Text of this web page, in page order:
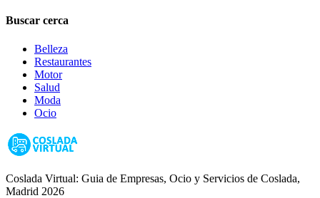
Buscar cerca
Belleza
Restaurantes
Motor
Salud
Moda
Ocio
Coslada Virtual: Guia de Empresas, Ocio y Servicios de Coslada,
Madrid 2026